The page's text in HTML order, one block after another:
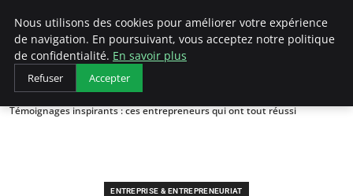
LECFCM
Accueil
Entreprise & Entrepreneuriat
Témoignages inspirants : ces entrepreneurs qui ont tout réussi
ENTREPRISE & ENTREPRENEURIAT
Nous utilisons des cookies pour améliorer votre expérience
de navigation. En poursuivant, vous acceptez notre politique
de confidentialité. En savoir plus
Refuser Accepter